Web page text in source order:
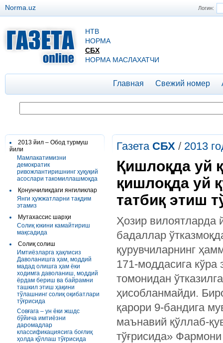
Логин:
Norma.uz
НТВ
НОРМА
СБХ
НОРМА МАСЛАХАТЧИ
Главная Свежий номер
2013 йил – Обод турмуш
йили
Мамлакатимизни
демократик
ривожлантиришнинг ҳуқуқий
асослари такомиллашмоқда
Қонунчиликдаги янгиликлар
Янги ҳужжатларни тақдим
этамиз
Мутахассис шарҳи
Солиқ юкини камайтириш
мақсадида
Солиқ солиш
Имтиёзларга ҳақлисиз
Даволанишга ҳам, моддий
мадад олишга ҳам ёки
ходимга даволаниш, моддий
ёрдам бериш ва байрамни
ташкил этиш ҳақини
тўлашнинг солиқ оқибатлари
тўғрисида
Совғага – ун ёки жшдс
бўйича имтиёзни
даромадлар
классификациясига боғлиқ
ҳолда қўллаш тўғрисида
Газета СБХ / 2013
Қишлоқда уй
қишлоқда уй
татбиқ этиш
Ҳозир вилоятларда
бадаллар
қурувчиларнинг
171-моддасига
томонидан
ҳисобланмайди.
қарори 9-бандига
маънавий қўллаб-
тўғрисида»